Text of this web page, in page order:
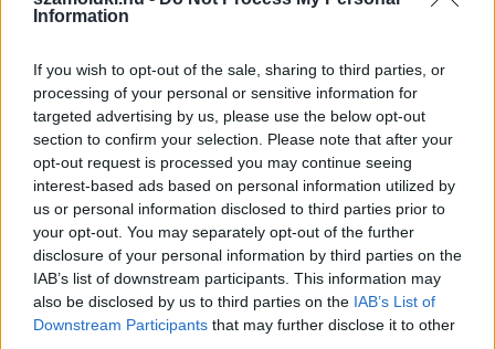
Information
If you wish to opt-out of the sale, sharing to third parties, or
processing of your personal or sensitive information for
targeted advertising by us, please use the below opt-out
section to confirm your selection. Please note that after your
opt-out request is processed you may continue seeing
interest-based ads based on personal information utilized by
us or personal information disclosed to third parties prior to
your opt-out. You may separately opt-out of the further
disclosure of your personal information by third parties on the
IAB’s list of downstream participants. This information may
also be disclosed by us to third parties on the IAB’s List of
Downstream Participants that may further disclose it to other
közvetlen részvényvagyona hat év alatt
2026.08.05. 09:52